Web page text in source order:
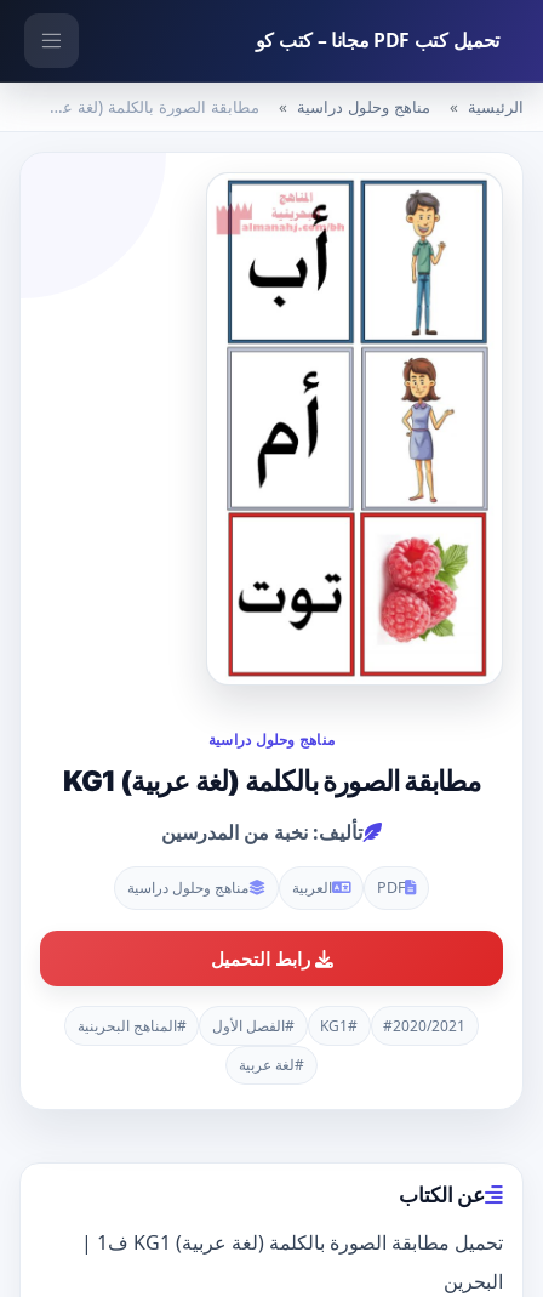
تحميل كتب PDF مجانا – كتب كو
الرئيسية مناهج وحلول دراسية مطابقة الصورة بالكلمة (لغة عربية) KG1
مناهج وحلول دراسية
مطابقة الصورة بالكلمة (لغة عربية) KG1
تأليف: نخبة من المدرسين
PDF العربية مناهج وحلول دراسية
رابط التحميل
#2020/2021
#KG1 #الفصل الأول
#المناهج البحرينية
#لغة عربية
عن الكتاب
تحميل مطابقة الصورة بالكلمة (لغة عربية) KG1 ف1 |
البحرين